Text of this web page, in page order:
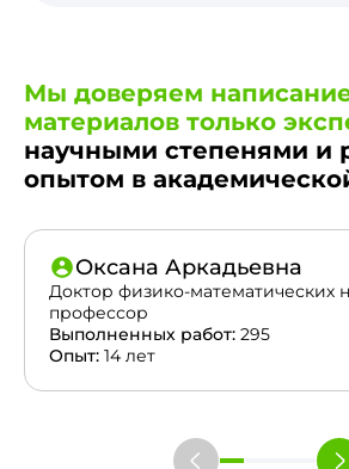
Мы доверяем
материалов только
научными степенями и
опытом в
Оксана Аркадьевна
Доктор физико-математических
профессор
Выполненных работ: 295
Опыт: 14 лет